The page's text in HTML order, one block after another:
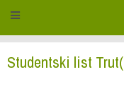
Studentski list